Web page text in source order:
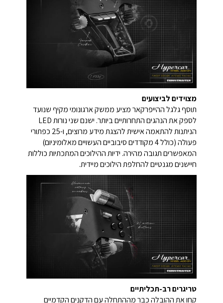
מצוידים לביצועים
תוסף גלגל ההייפרקאר מציע ממשק ארגונומי מקיף שנועד
לספק את הנהגים התחרותיים ביותר. ישנם שני נורות LED
הניתנות להתאמה אישית להצגת מידע מרוצים, ו-25 כפתורי
פעולה (כולל 4 מקודדים סיבוביים העשויים מאלומיניום)
המאפשרים תגובה מהירה. ידיות ההילוכים המתכתיות כוללות
חיישנים מגנטיים להחלפת הילוכים מיידית.
טריגרים רב-תכליתיים
קחו את ההובלה כבר מההתחלה עם הדקנים הקדמיים